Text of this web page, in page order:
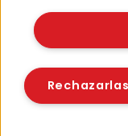
Rechazarlas